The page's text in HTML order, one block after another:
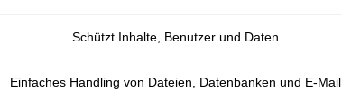
Schützt Inhalte, Benutzer und Daten
Einfaches Handling von Dateien, Datenbanken und E-Mail